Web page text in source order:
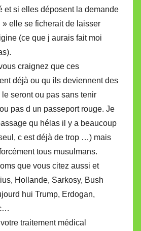
et si elles déposent la demande
elle se ficherait de laisser
(ce que j aurais fait moi
craignez que ces
déjà ou qu ils deviennent des
seront ou pas sans tenir
pas d un passeport rouge. Je
qu hélas il y a beaucoup
c est déjà de trop …) mais
tous musulmans.
que vous citez aussi et
Hollande, Sarkosy, Bush
hui Trump, Erdogan,
traitement médical